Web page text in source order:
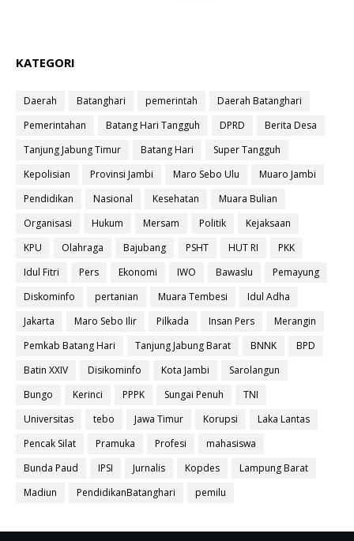
KATEGORI
Daerah Batanghari pemerintah
Daerah Batanghari
Pemerintahan
Batang Hari Tangguh DPRD
Berita Desa
Tanjung Jabung Timur
Batang Hari
Super Tangguh
Kepolisian
Provinsi Jambi Maro Sebo Ulu
Muaro Jambi
Pendidikan
Nasional Kesehatan
Muara Bulian
Organisasi
Hukum Mersam Politik
Kejaksaan
KPU
Olahraga Bajubang PSHT HUT RI
PKK
Idul Fitri
Pers Ekonomi IWO Bawaslu
Pemayung
Diskominfo
pertanian Muara Tembesi
Idul Adha
Jakarta
Maro Sebo Ilir Pilkada Insan Pers
Merangin
Pemkab Batang Hari
Tanjung Jabung Barat BNNK
BPD
Batin XXIV
Disikominfo Kota Jambi
Sarolangun
Bungo
Kerinci PPPK Sungai Penuh
TNI
Universitas
tebo Jawa Timur Korupsi
Laka Lantas
Pencak Silat
Pramuka Profesi
mahasiswa
Bunda Paud
IPSI Jurnalis Kopdes
Lampung Barat
Madiun
PendidikanBatanghari pemilu